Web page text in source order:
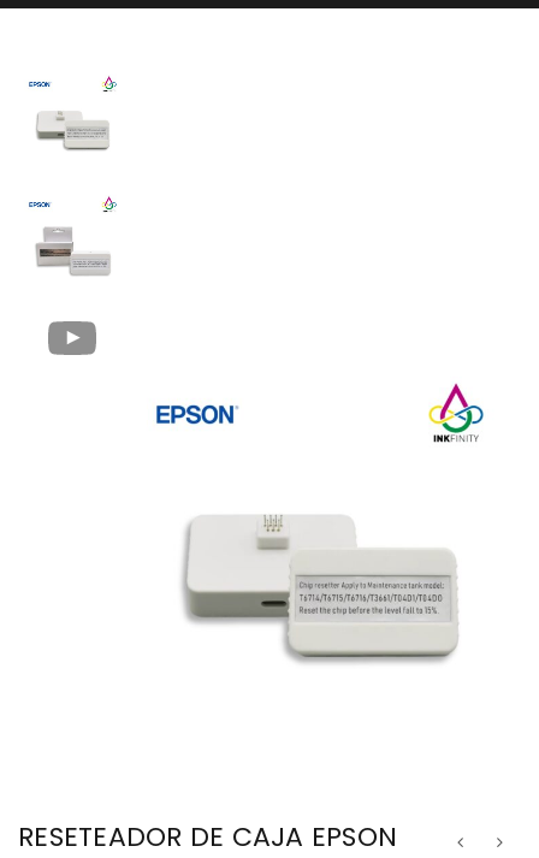
RESETEADOR DE CAJA EPSON